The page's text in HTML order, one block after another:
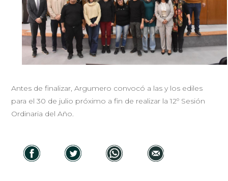
Antes de finalizar, Argumero convocó a las y los ediles
para el 30 de julio próximo a fin de realizar la 12º Sesión
Ordinaria del Año.